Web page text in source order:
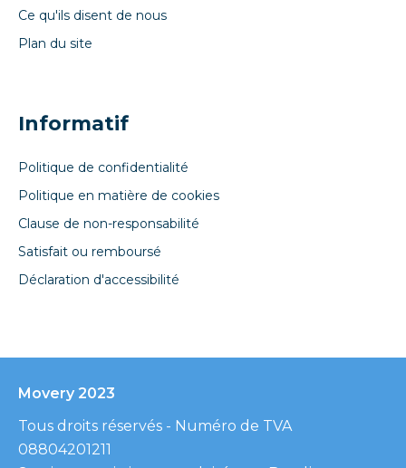
Ce qu'ils disent de nous
Plan du site
Informatif
Politique de confidentialité
Politique en matière de cookies
Clause de non-responsabilité
Satisfait ou remboursé
Déclaration d'accessibilité
Movery 2023
Tous droits réservés - Numéro de TVA
08804201211